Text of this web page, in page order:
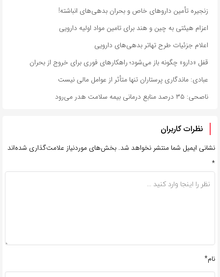
زنجیره تأمین داروهای خاص و بحران بدهی‌های انباشته!
اعزام هیئتی به چین و هند برای تامین مواد اولیه دارویی
اعلام جزئیات طرح تهاتر بدهی‌های دارویی
قفل «دارو» چگونه باز می‌شود؛ راهکارهای فوری برای خروج از بحران
عبادی: ماندگاری پرستاران تنها متأثر از عوامل مالی نیست
ناصحی: ۳۵ درصد منابع درمانی بیمه سلامت هدر می‌رود
نظرات کاربران
نشانی ایمیل شما منتشر نخواهد شد. بخش‌های موردنیاز علامت‌گذاری شده‌اند
*
نام*